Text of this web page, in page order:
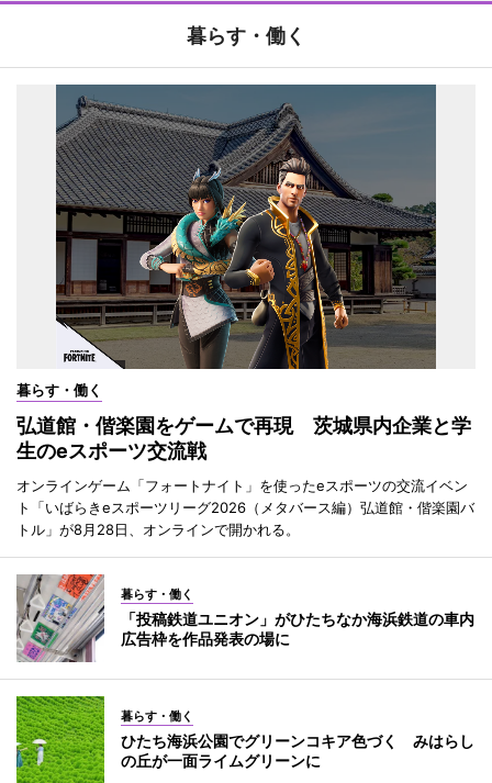
暮らす・働く
暮らす・働く
弘道館・偕楽園をゲームで再現 茨城県内企業と学
生のeスポーツ交流戦
オンラインゲーム「フォートナイト」を使ったeスポーツの交流イベン
ト「いばらきeスポーツリーグ2026（メタバース編）弘道館・偕楽園バ
トル」が8月28日、オンラインで開かれる。
暮らす・働く
「投稿鉄道ユニオン」がひたちなか海浜鉄道の車内
広告枠を作品発表の場に
暮らす・働く
ひたち海浜公園でグリーンコキア色づく みはらし
の丘が一面ライムグリーンに